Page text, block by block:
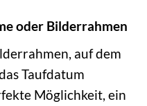
oder Bilderrahmen
auf dem
Taufdatum
Möglichkeit, ein